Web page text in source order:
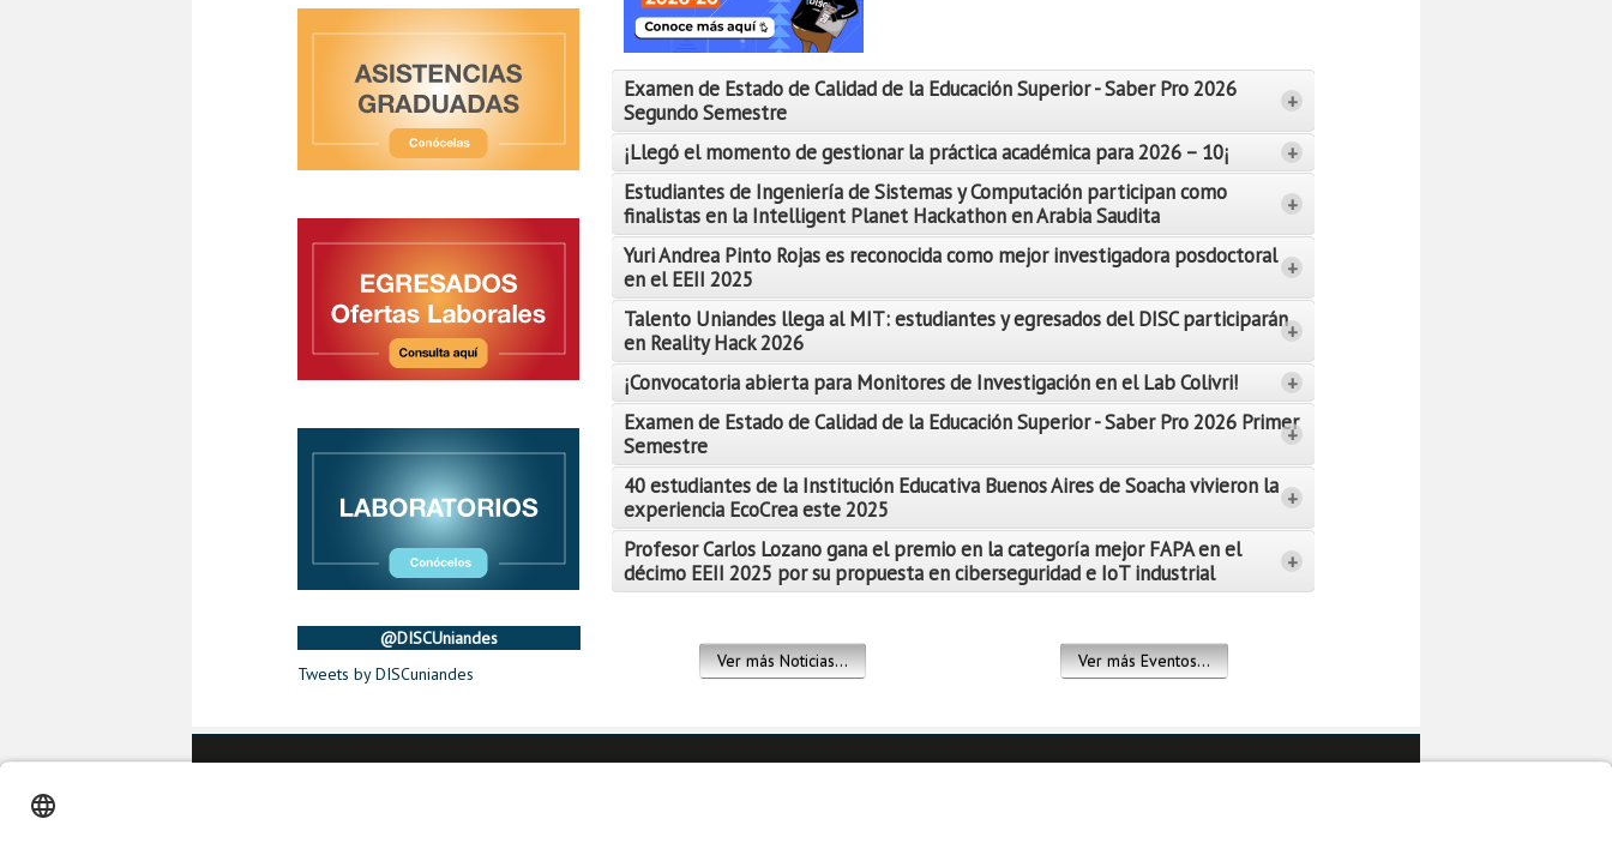
@DISCUniandes
Tweets by DISCuniandes
Examen de Estado de Calidad de la Educación Superior - Saber Pro 2026
Segundo Semestre
+
Leer Más
¡Llegó el momento de gestionar la práctica académica para 2026 – 10¡ +
Leer Más
Estudiantes de Ingeniería de Sistemas y Computación participan como
finalistas en la Intelligent Planet Hackathon en Arabia Saudita
+
Leer Más
Yuri Andrea Pinto Rojas es reconocida como mejor investigadora posdoctoral
en el EEII 2025
+
Leer Más
Talento Uniandes llega al MIT: estudiantes y egresados del DISC participarán
en Reality Hack 2026
+
¡Convocatoria abierta para Monitores de Investigación en el Lab Colivri! +
Leer Más
Examen de Estado de Calidad de la Educación Superior - Saber Pro 2026 Primer
Semestre
+
40 estudiantes de la Institución Educativa Buenos Aires de Soacha vivieron la
experiencia EcoCrea este 2025
+
Profesor Carlos Lozano gana el premio en la categoría mejor FAPA en el
décimo EEII 2025 por su propuesta en ciberseguridad e IoT industrial
+
Ver más Noticias... Ver más Eventos...